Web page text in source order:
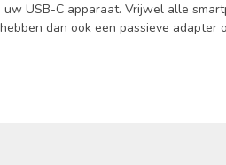
USB-C apparaat. Vrijwel alle
dan ook een passieve adapter